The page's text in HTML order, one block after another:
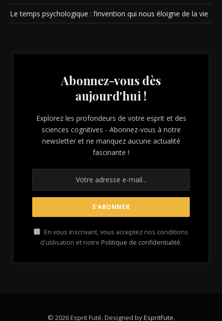
Le temps psychologique : l’invention qui nous éloigne de la vie
Abonnez-vous dès
aujourd'hui !
Explorez les profondeurs de votre esprit et des
sciences cognitives - Abonnez-vous à notre
newsletter et ne manquez aucune actualité
fascinante !
En vous inscrivant, vous acceptez nos conditions
d'utilisation et notre Politique de confidentialité.
© 2026 Esprit Futé. Designed byEspritFute.